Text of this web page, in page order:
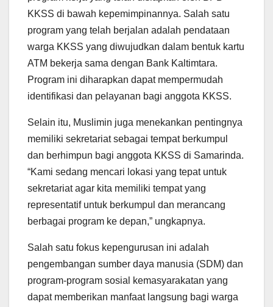
KKSS di bawah kepemimpinannya. Salah satu
program yang telah berjalan adalah pendataan
warga KKSS yang diwujudkan dalam bentuk kartu
ATM bekerja sama dengan Bank Kaltimtara.
Program ini diharapkan dapat mempermudah
identifikasi dan pelayanan bagi anggota KKSS.
Selain itu, Muslimin juga menekankan pentingnya
memiliki sekretariat sebagai tempat berkumpul
dan berhimpun bagi anggota KKSS di Samarinda.
“Kami sedang mencari lokasi yang tepat untuk
sekretariat agar kita memiliki tempat yang
representatif untuk berkumpul dan merancang
berbagai program ke depan,” ungkapnya.
Salah satu fokus kepengurusan ini adalah
pengembangan sumber daya manusia (SDM) dan
program-program sosial kemasyarakatan yang
dapat memberikan manfaat langsung bagi warga